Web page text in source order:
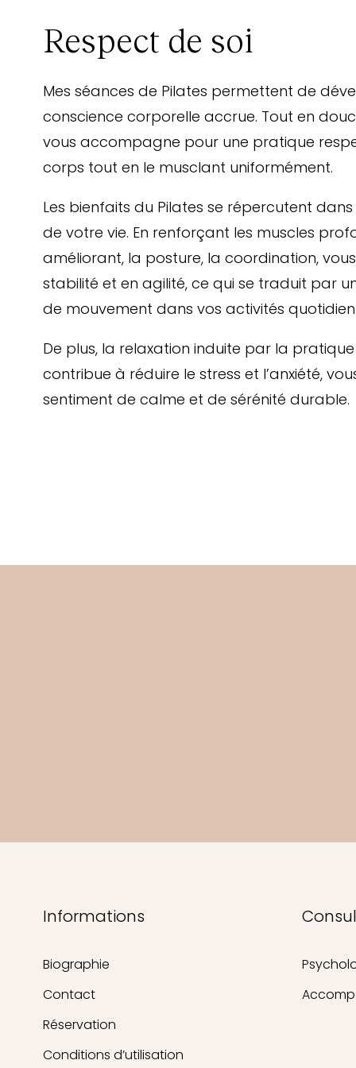
Respect de soi
Mes séances de Pilates permettent de
conscience corporelle accrue. Tout en
vous accompagne pour une pratique
corps tout en le musclant uniformément.
Les bienfaits du Pilates se répercutent
de votre vie. En renforçant les muscles
améliorant, la posture, la coordination,
stabilité et en agilité, ce qui se traduit par
de mouvement dans vos activités
De plus, la relaxation induite par la
contribue à réduire le stress et l’anxiété,
sentiment de calme et de sérénité durable.
Informations
Biographie
Contact
Réservation
Conditions d’utilisation